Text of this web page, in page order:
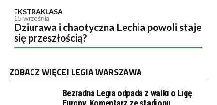
EKSTRAKLASA
15 września
Dziurawa i chaotyczna Lechia powoli staje
się przeszłością?
ZOBACZ WIĘCEJ LEGIA WARSZAWA
Bezradna Legia odpada z walki o Ligę
Europy. Komentarz ze stadionu